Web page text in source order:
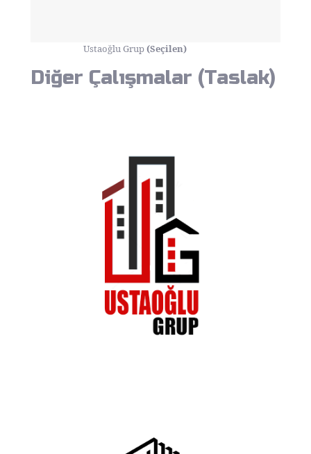
Ustaoğlu Grup(Seçilen)
Diğer Çalışmalar (Taslak)